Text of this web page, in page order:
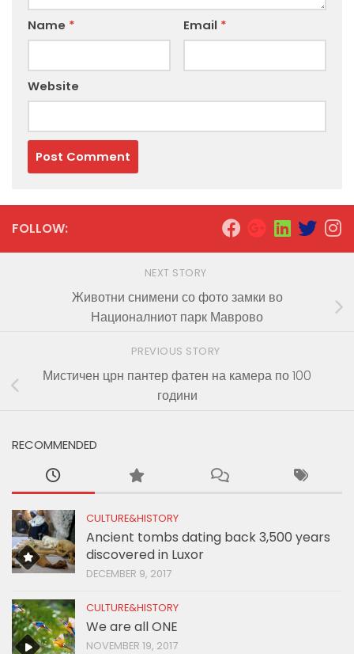
Name * Email *
Website
FOLLOW:
NEXT STORY
Животни снимени со фото замки во
Националниот парк Маврово
PREVIOUS STORY
Мистичен црн пантер фатен на камера по 100
години
RECOMMENDED
CULTURE&HISTORY
Ancient tombs dating back 3,500 years
discovered in Luxor
DECEMBER 9, 2017
CULTURE&HISTORY
We are all ONE
NOVEMBER 19, 2017